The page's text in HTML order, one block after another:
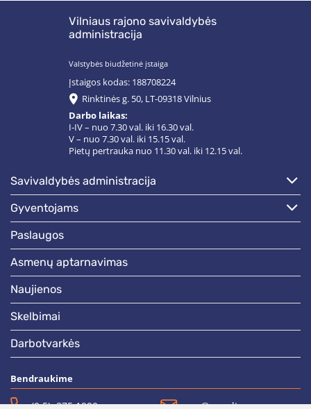
Vilniaus rajono savivaldybės
administracija
Valstybės biudžetinė įstaiga
Įstaigos kodas: 188708224
Rinktinės g. 50, LT-09318 Vilnius
Darbo laikas:
I-IV – nuo 7.30 val. iki 16.30 val.
V – nuo 7.30 val. iki 15.15 val.
Pietų pertrauka nuo 11.30 val. iki 12.15 val.
savivaldybės administracija
gyventojams
paslaugos
asmenų aptarnavimas
naujienos
skelbimai
darbotvarkės
Bendraukime
(0 5)  275 1990 vrsa@vrsa.lt